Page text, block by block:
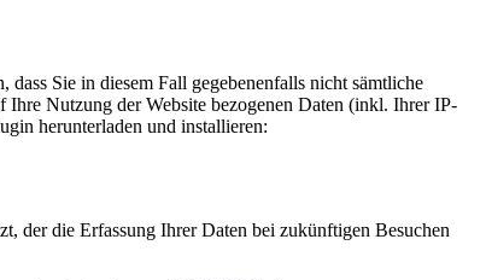
Sie in diesem Fall gegebenenfalls nicht sämtliche
Nutzung der Website bezogenen Daten (inkl. Ihrer IP-
herunterladen und installieren:
der die Erfassung Ihrer Daten bei zukünftigen Besuchen